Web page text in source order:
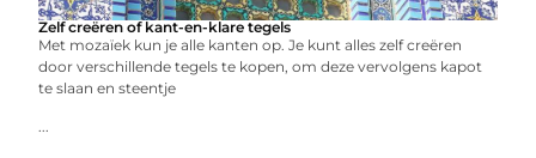
Zelf creëren of kant-en-klare tegels
Met mozaïek kun je alle kanten op. Je kunt alles zelf creëren
door verschillende tegels te kopen, om deze vervolgens kapot
te slaan en steentje
...